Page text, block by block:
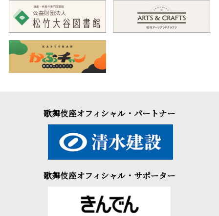
歌舞伎座オフィシャル・パートナー
歌舞伎座オフィシャル・サポーター